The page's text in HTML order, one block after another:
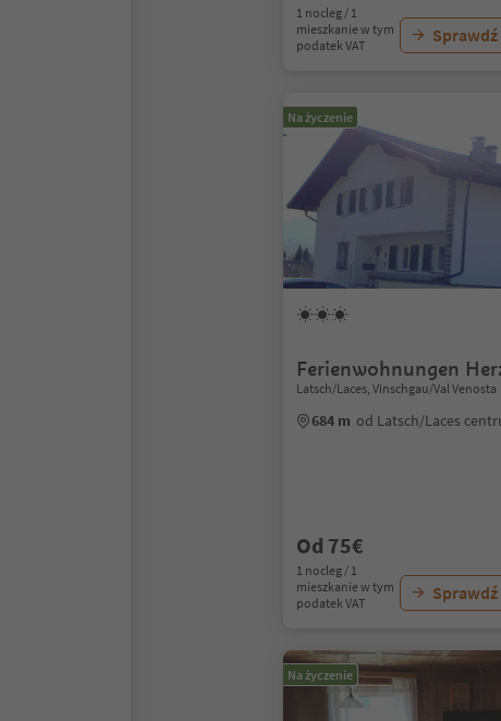
1 nocleg / 1
mieszkanie w tym
podatek VAT
Na życzenie
Ferienwohnungen
Latsch/Laces, Vinschgau/Val Venosta
684 m od Latsch/Laces
Od 75€
1 nocleg / 1
mieszkanie w tym
podatek VAT
Na życzenie